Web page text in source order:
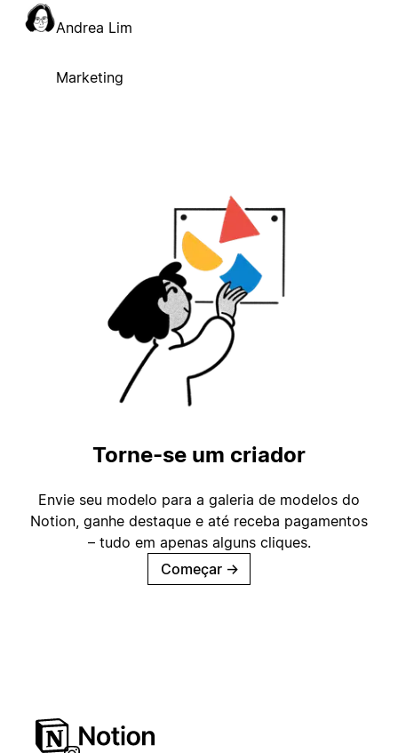
Andrea Lim
Marketing
Torne-se um criador
Envie seu modelo para a galeria de modelos do
Notion, ganhe destaque e até receba pagamentos
– tudo em apenas alguns cliques.
Começar →